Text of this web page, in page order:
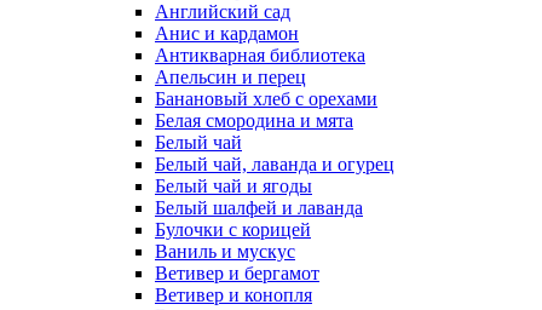
Английский сад
Анис и кардамон
Антикварная библиотека
Апельсин и перец
Банановый хлеб с орехами
Белая смородина и мята
Белый чай
Белый чай, лаванда и огурец
Белый чай и ягоды
Белый шалфей и лаванда
Булочки с корицей
Ваниль и мускус
Ветивер и бергамот
Ветивер и конопля